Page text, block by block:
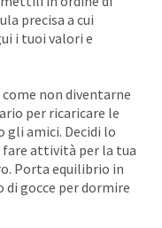
precisa a cui
i tuoi valori e
non diventarne
per ricaricare le
amici. Decidi lo
attività per la tua
Porta equilibrio in
gocce per dormire